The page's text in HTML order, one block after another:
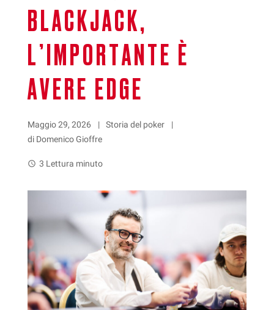
BLACKJACK,
L’IMPORTANTE È
AVERE EDGE
Maggio 29, 2026
Storia del poker
di Domenico Gioffre
watch_later 3 Lettura minuto